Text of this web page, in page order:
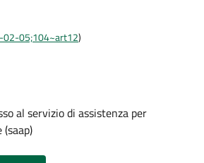
02-05;104~art12)
al servizio di assistenza per
(saap)